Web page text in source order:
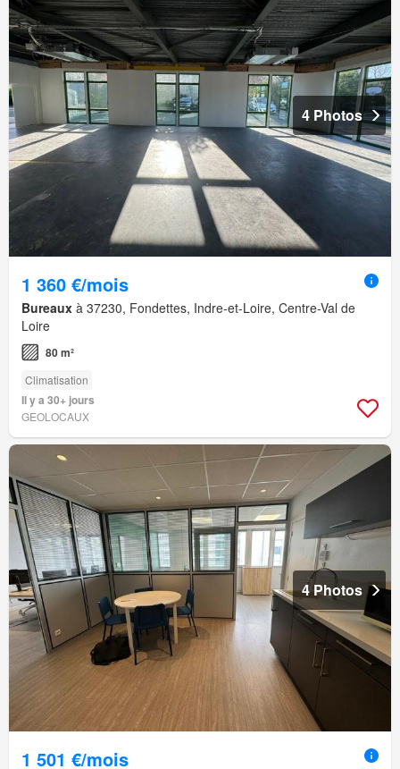
4 Photos
1 360 €/mois
Bureaux à 37230, Fondettes, Indre-et-Loire, Centre-Val de
Loire
80 m²
Climatisation
Il y a 30+ jours
GEOLOCAUX
4 Photos
1 501 €/mois